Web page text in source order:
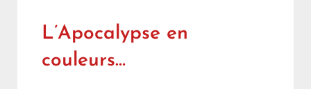
L’Apocalypse en
couleurs…